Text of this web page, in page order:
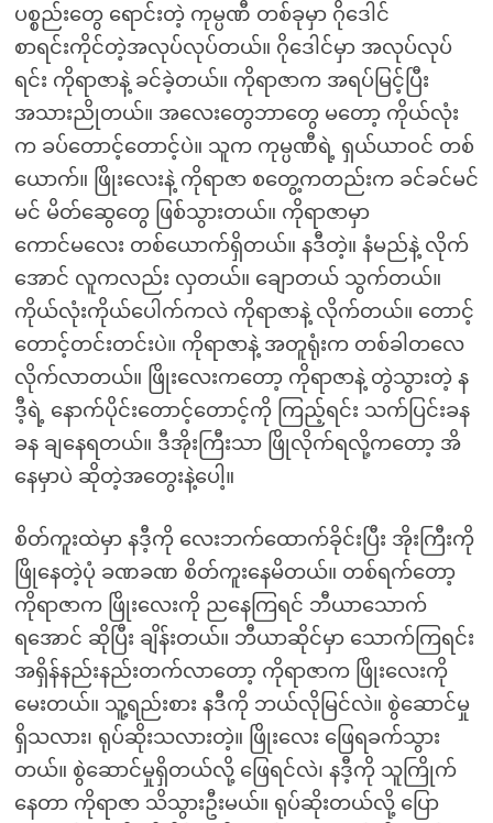
ပစ္စည်းတွေ ရောင်းတဲ့ ကုမ္ပဏီ တစ်ခုမှာ ဂိုဒေါင်
စာရင်းကိုင်တဲ့အလုပ်လုပ်တယ်။ ဂိုဒေါင်မှာ အလုပ်လုပ်
ရင်း ကိုရာဇာနဲ့ ခင်ခဲ့တယ်။ ကိုရာဇာက အရပ်မြင့်ပြီး
အသားညိုတယ်။ အလေးတွေဘာတွေ မတော့ ကိုယ်လုံး
က ခပ်တောင့်တောင့်ပဲ။ သူက ကုမ္ပဏီရဲ့ ရှယ်ယာဝင် တစ်
ယောက်။ ဖြိုးလေးနဲ့ ကိုရာဇာ စတွေ့ကတည်းက ခင်ခင်မင်
မင် မိတ်ဆွေတွေ ဖြစ်သွားတယ်။ ကိုရာဇာမှာ
ကောင်မလေး တစ်ယောက်ရှိတယ်။ နဒီတဲ့။ နံမည်နဲ့ လိုက်
အောင် လူကလည်း လှတယ်။ ချောတယ် သွက်တယ်။
ကိုယ်လုံးကိုယ်ပေါက်ကလဲ ကိုရာဇာနဲ့ လိုက်တယ်။ တောင့်
တောင့်တင်းတင်းပဲ။ ကိုရာဇာနဲ့ အတူရုံးက တစ်ခါတလေ
လိုက်လာတယ်။ ဖြိုးလေးကတော့ ကိုရာဇာနဲ့ တွဲသွားတဲ့ န
ဒီ့ရဲ့ နောက်ပိုင်းတောင့်တောင့်ကို ကြည့်ရင်း သက်ပြင်းခန
ခန ချနေရတယ်။ ဒီအိုးကြီးသာ ဖြိုလိုက်ရလို့ကတော့ အိ
နေမှာပဲ ဆိုတဲ့အတွေးနဲ့ပေါ့။
စိတ်ကူးထဲမှာ နဒီ့ကို လေးဘက်ထောက်ခိုင်းပြီး အိုးကြီးကို
ဖြိုနေတဲ့ပုံ ခဏခဏ စိတ်ကူးနေမိတယ်။ တစ်ရက်တော့
ကိုရာဇာက ဖြိုးလေးကို ညနေကြရင် ဘီယာသောက်
ရအောင် ဆိုပြီး ချိန်းတယ်။ ဘီယာဆိုင်မှာ သောက်ကြရင်း
အရှိန်နည်းနည်းတက်လာတော့ ကိုရာဇာက ဖြိုးလေးကို
မေးတယ်။ သူ့ရည်းစား နဒီကို ဘယ်လိုမြင်လဲ။ စွဲဆောင်မှု
ရှိသလား၊ ရုပ်ဆိုးသလားတဲ့။ ဖြိုးလေး ဖြေရခက်သွား
တယ်။ စွဲဆောင်မှုရှိတယ်လို့ ဖြေရင်လဲ၊ နဒီ့ကို သူကြိုက်
နေတာ ကိုရာဇာ သိသွားဦးမယ်။ ရုပ်ဆိုးတယ်လို့ ပြော